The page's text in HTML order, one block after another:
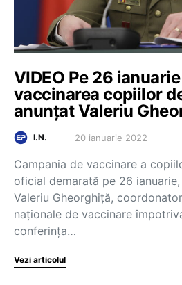
VIDEO Pe 26
vaccinarea copiilor
anunțat Valeriu
I.N. 20 ianuarie 2022
Campania de vaccinare a
oficial demarată pe 26
Valeriu Gheorghiță,
naționale de vaccinare
conferința…
Vezi articolul